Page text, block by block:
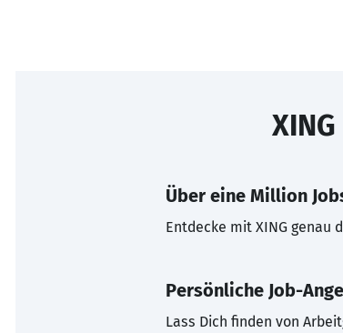
Über eine Million
Entdecke mit XING genau
Persönliche Job-
Lass Dich finden von